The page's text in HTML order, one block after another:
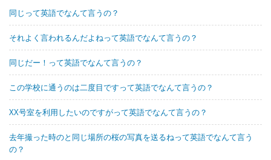
同じって英語でなんて言うの？
それよく言われるんだよねって英語でなんて言うの？
同じだー！って英語でなんて言うの？
この学校に通うのは二度目ですって英語でなんて言うの？
XX号室を利用したいのですがって英語でなんて言うの？
去年撮った時のと同じ場所の桜の写真を送るねって英語でなんて言う
の？